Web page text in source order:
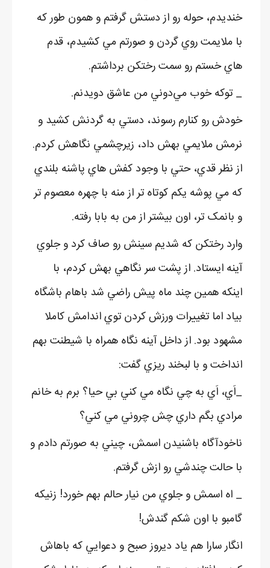
خنديدم، حوله رو از دستش گرفتم و همون طور که
با ملايمت روي گردن و صورتم مي کشيدم، قدم
هاي خستم رو سمت رختکن برداشتم.
_ توکه خوب مي‌دوني من عاشق دويدنم.
خودش رو کنارم رسوند، دستي به گردنش کشيد و
نرمش ملايمي بهش داد، زيرچشمي نگاهش کردم.
از نظر قدي، حتي با وجود کفش هاي پاشنه بلندي
که مي پوشه يکم کوتاه تر از منه با چهره معصوم تر
و بانمک تر، اون بيشتر از من به بابا رفته.
وارد رختکن که شديم سينش رو صاف کرد و جلوي
آينه ايستاد. از پشت سر نگاهي بهش کردم، با
اينکه همين چند ماه پيش راضي شد باهام باشگاه
بياد اما تغييرات ورزش کردن توي اندامش کاملا
مشهود بود. از داخل آينه نگاه همراه با شيطنت بهم
انداخت و با لبخند ريزي گفت:
_اَي، اَي به چي نگاه مي کني بي حيا؟ برم به خانم
مرادي بگم داري چش چروني مي کني؟
ناخودآگاه باشنيدن اسمش، چيني به صورتم دادم و
با حالت چندشي رو ازش گرفتم.
_ اه اسمش و جلوي من نيار حالم بهم خورد! زنيکه
گامبو با اون شکم گندش!
انگار سارا هم ياد ديروز صبح و دعوايي که باهاش